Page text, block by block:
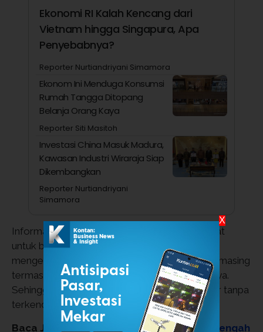
Ekonomi RI Kalah Kencang dari
Vietnam hingga Singapura, Apa
Penyebabnya?
Reporter Nurtiandriyani Simamora
Ekonom Ini Menduga Konsumsi
Rumah Tangga Ditopang
Belanja Orang Kaya
Reporter Siti Masitoh
Investasi China Masuk Madura,
Kawasan Industri Wiraraja Siap
Dikembangkan
Reporter Nurtiandriyani
Simamora
Informasi tersebut bermanfaat bagi masyarakat
untuk bisa melakukan persiapan jika sudah
mengetahui prakiraan cuaca di daerah masing-masing
termasuk area Surabaya dan Jawa Timur lainnya.
Sehingga berbagai aktivitas bisa berjalan lancar tanpa
terkendala cuaca.
Baca Juga:
PLN: Sistem Kelistrikan Jawa Tengah
X